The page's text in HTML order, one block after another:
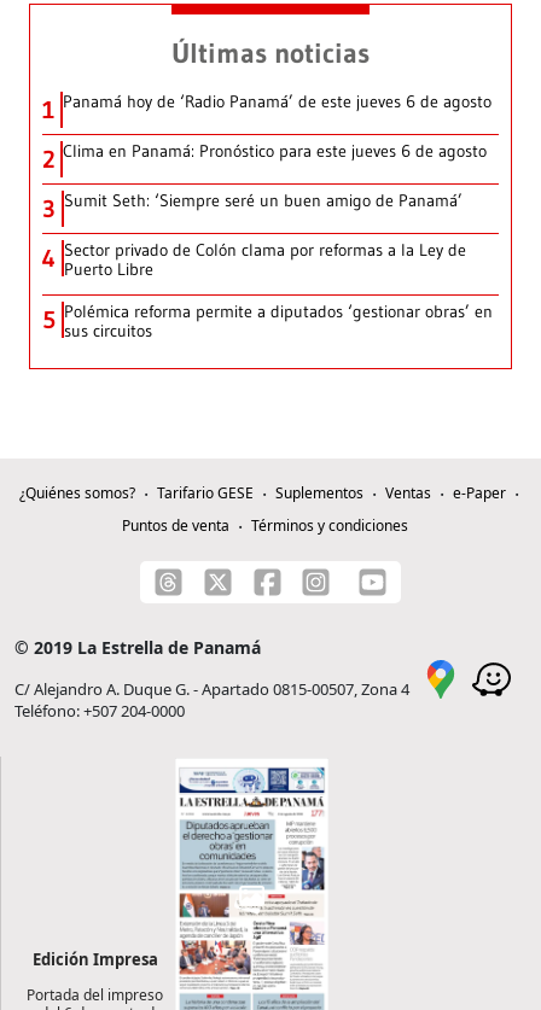
Últimas noticias
1 Panamá hoy de ‘Radio Panamá’ de este jueves 6 de agosto
2 Clima en Panamá: Pronóstico para este jueves 6 de agosto
3 Sumit Seth: ‘Siempre seré un buen amigo de Panamá’
4 Sector privado de Colón clama por reformas a la Ley de
Puerto Libre
5 Polémica reforma permite a diputados ‘gestionar obras’ en
sus circuitos
¿Quiénes somos? Tarifario GESE Suplementos Ventas
e-Paper
Puntos de venta
Términos y condiciones
© 2019 La Estrella de Panamá
C/ Alejandro A. Duque G. - Apartado 0815-00507, Zona 4
Teléfono: +507 204-0000
Edición Impresa
Portada del impreso